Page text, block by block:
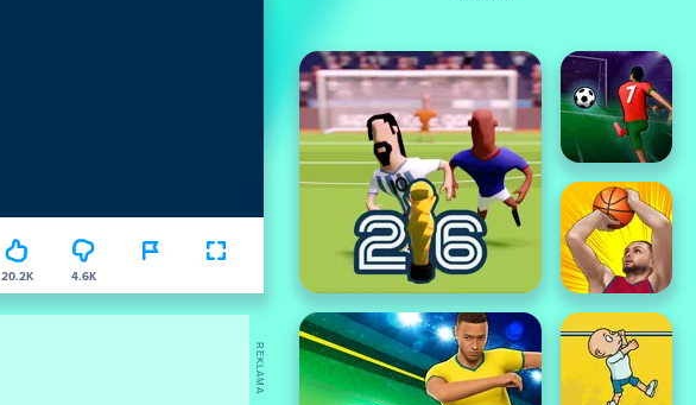
20.2K 4.6K
REKLAMA